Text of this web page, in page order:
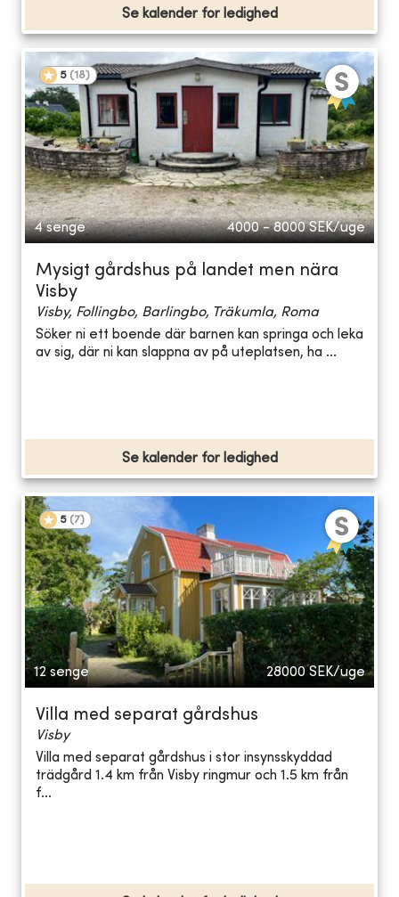
Se kalender for ledighed
5 (18)
4 senge 4000 - 8000 SEK/uge
Mysigt gårdshus på landet men nära
Visby
Visby, Follingbo, Barlingbo, Träkumla, Roma
Söker ni ett boende där barnen kan springa och leka
av sig, där ni kan slappna av på uteplatsen, ha ...
Se kalender for ledighed
5 (7)
12 senge 28000 SEK/uge
Villa med separat gårdshus
Visby
Villa med separat gårdshus i stor insynsskyddad
trädgård 1.4 km från Visby ringmur och 1.5 km från
f...